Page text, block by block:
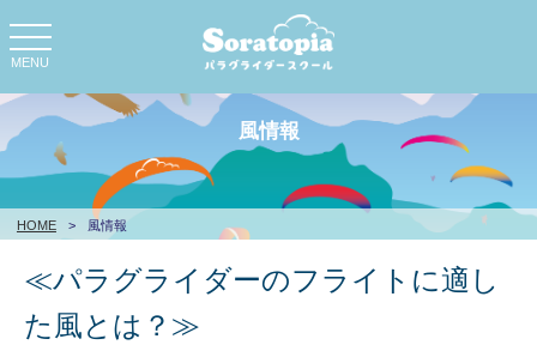
toggle
navigation
MENU
HOME > 風情報
風情報
≪パラグライダーのフライトに適し
た風とは？≫